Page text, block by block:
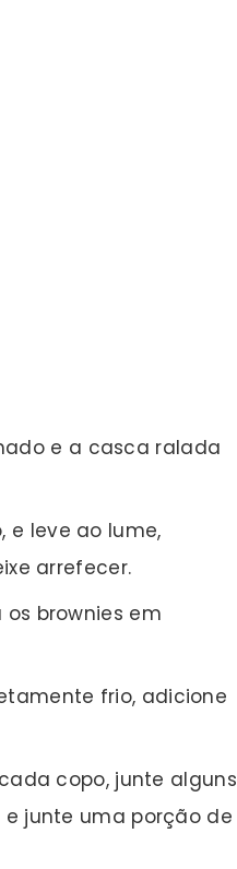
e a casca ralada
e leve ao lume,
arrefecer.
brownies em
frio, adicione
copo, junte alguns
junte uma porção de